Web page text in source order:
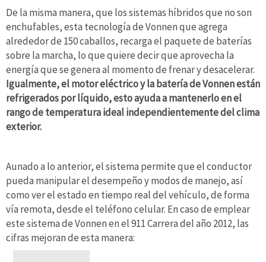
De la misma manera, que los sistemas híbridos que no son
enchufables, esta tecnología de Vonnen que agrega
alrededor de 150 caballos, recarga el paquete de baterías
sobre la marcha, lo que quiere decir que aprovecha la
energía que se genera al momento de frenar y desacelerar.
Igualmente, el motor eléctrico y la batería de Vonnen están
refrigerados por líquido, esto ayuda a mantenerlo en el
rango de temperatura ideal independientemente del clima
exterior.
Aunado a lo anterior, el sistema permite que el conductor
pueda manipular el desempeño y modos de manejo, así
como ver el estado en tiempo real del vehículo, de forma
vía remota, desde el teléfono celular. En caso de emplear
este sistema de Vonnen en el 911 Carrera del año 2012, las
cifras mejoran de esta manera: